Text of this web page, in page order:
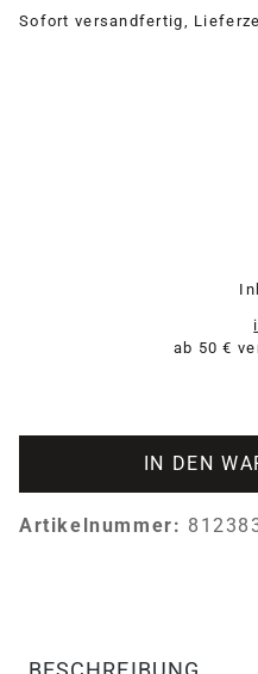
Sofort versandfertig,
ab 50 €
IN DEN
Artikelnummer: